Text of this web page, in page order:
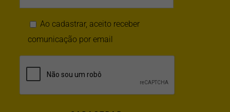
Ao cadastrar, aceito receber
comunicação por email